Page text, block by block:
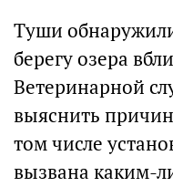
Туши
берегу озера
Ветеринарной
выяснить
том числе
вызвана каким-